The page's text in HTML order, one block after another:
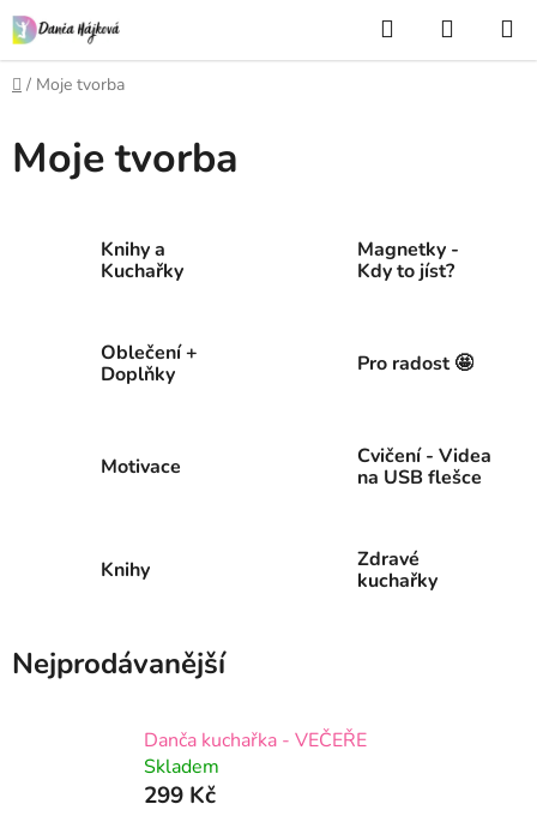
Přejít
na
obsah
Hledat
KOŠÍK
Domů
/ Moje tvorba
Moje tvorba
Knihy a
Kuchařky
Magnetky -
Kdy to jíst?
Oblečení +
Doplňky
Pro radost 🤩
Motivace
Cvičení - Videa
na USB flešce
Knihy
Zdravé
kuchařky
Nejprodávanější
Danča kuchařka - VEČEŘE
Skladem
299 Kč